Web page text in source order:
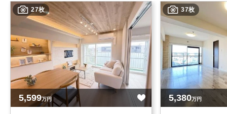
27枚
5,599万円
37枚
5,380万円